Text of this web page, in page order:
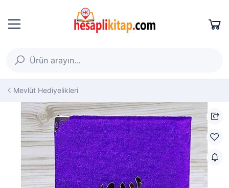
Mevlüt Hediyelikleri